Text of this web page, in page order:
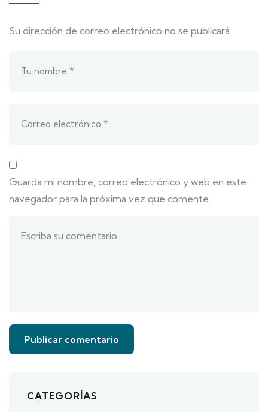
Su dirección de correo electrónico no se publicará.
Guarda mi nombre, correo electrónico y web en este
navegador para la próxima vez que comente.
CATEGORÍAS